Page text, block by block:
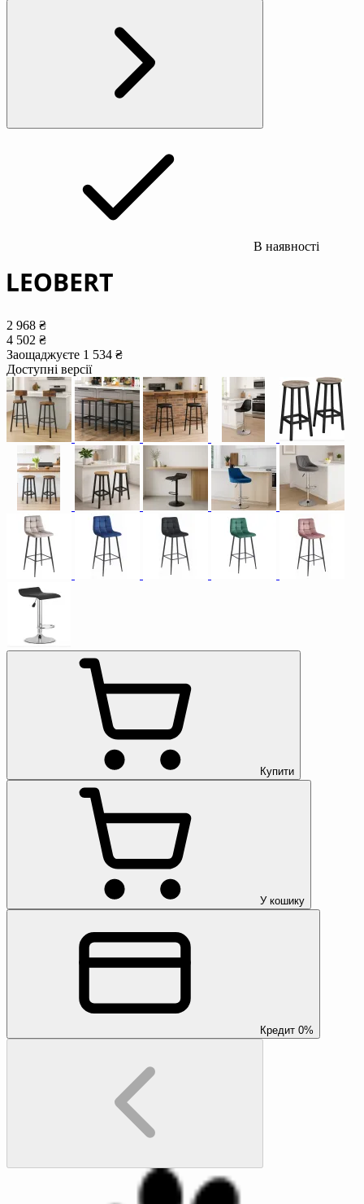
В наявності
2 968 ₴
4 502 ₴
Заощаджуєте 1 534 ₴
Доступні версії
Купити
У кошику
Кредит 0%